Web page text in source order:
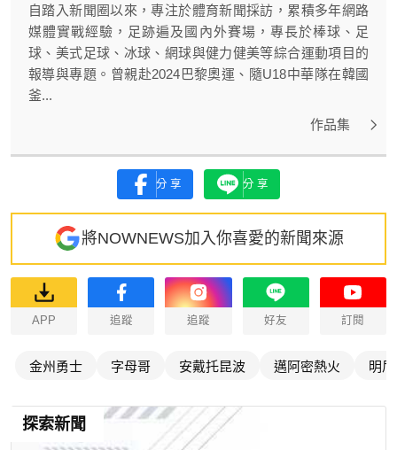
自踏入新聞圈以來，專注於體育新聞採訪，累積多年網路
媒體實戰經驗，足跡遍及國內外賽場，專長於棒球、足
球、美式足球、冰球、網球與健力健美等綜合運動項目的
報導與專題。曾親赴2024巴黎奧運、隨U18中華隊在韓國
釜...
作品集
分享 分享
將NOWNEWS加入你喜愛的新聞來源
APP 追蹤 追蹤 好友 訂閱
金州勇士 字母哥 安戴托昆波 邁阿密熱火 明
探索新聞